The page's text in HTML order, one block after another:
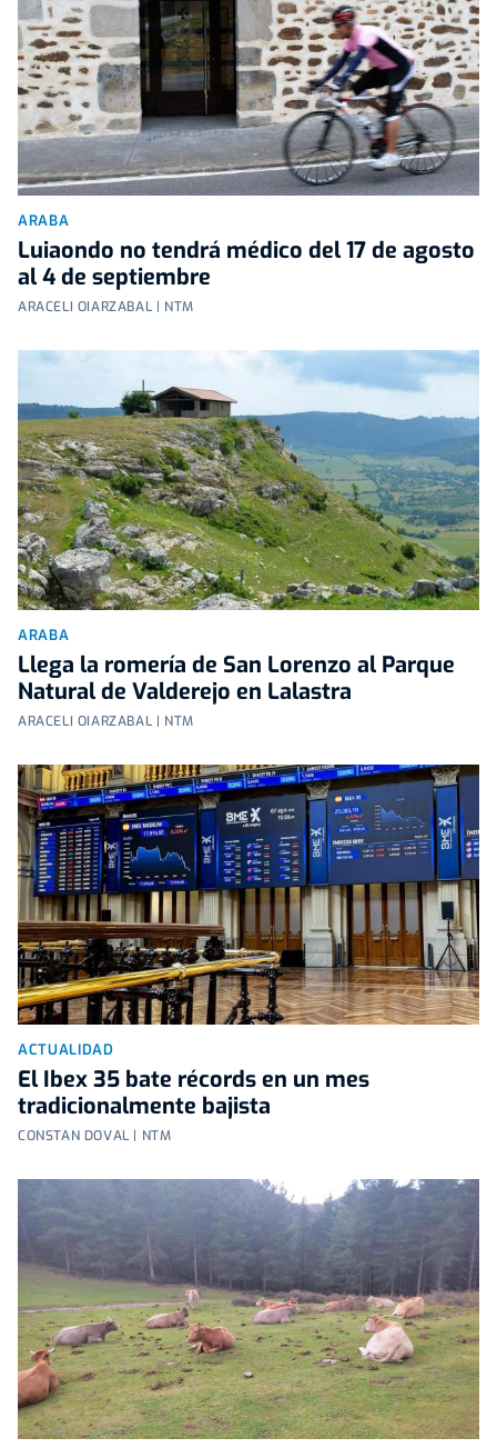
ARABA
Luiaondo no tendrá médico del 17 de agosto
al 4 de septiembre
ARACELI OIARZABAL | NTM
ARABA
Llega la romería de San Lorenzo al Parque
Natural de Valderejo en Lalastra
ARACELI OIARZABAL | NTM
ACTUALIDAD
El Ibex 35 bate récords en un mes
tradicionalmente bajista
CONSTAN DOVAL | NTM